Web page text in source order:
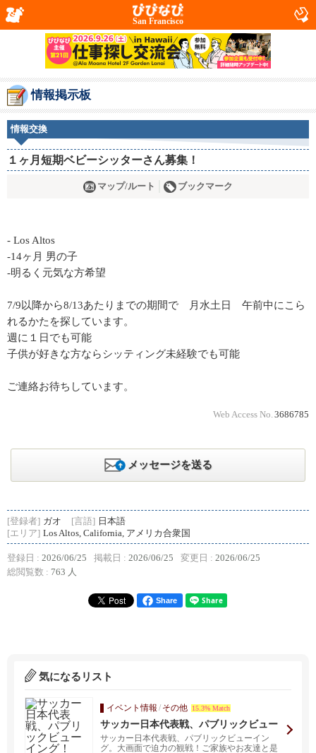
San Francisco
情報掲示板
情報交換
１ヶ月短期ベビーシッターさん募集！
マップ/ルート ブックマーク
- Los Altos
-14ヶ月 男の子
-明るく元気な方希望
7/9以降から8/13あたりまでの期間で 月水土日 午前中にこら
れるかたを探しています。
週に１日でも可能
子供が好きな方ならシッティング未経験でも可能
ご連絡お待ちしています。
Web Access No. 3686785
メッセージを送る
[登録者] ガオ [言語] 日本語
[エリア] Los Altos, California, アメリカ合衆国
登録日 : 2026/06/25 掲載日 : 2026/06/25 変更日 : 2026/06/25
総閲覧数 : 763 人
Share
気になるリスト
イベント情報 / その他 15.3% Match
サッカー日本代表戦、パブリックビュー
イング！
サッカー日本代表戦、パブリックビューイン
グ。大画面で迫力の観戦！ご家族やお友達と是